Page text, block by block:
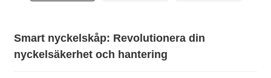
Smart nyckelskåp: Revolutionera din
nyckelsäkerhet och hantering